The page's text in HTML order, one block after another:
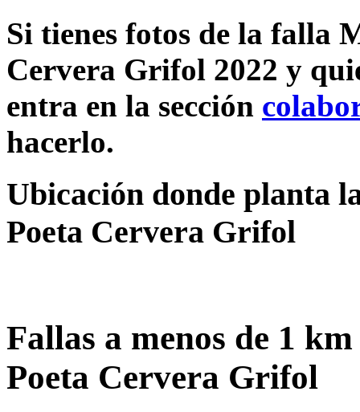
Si tienes fotos de la falla
Cervera Grifol 2022 y
entra en la sección
hacerlo.
Ubicación donde planta
Poeta Cervera Grifol
Fallas a menos de 1
Poeta Cervera Grifol